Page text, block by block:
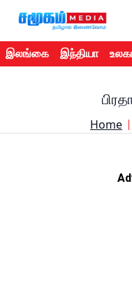
இலங்கை இந்தியா
Home